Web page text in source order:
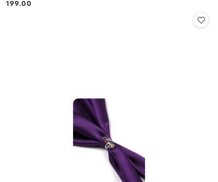
Cena:
199.00